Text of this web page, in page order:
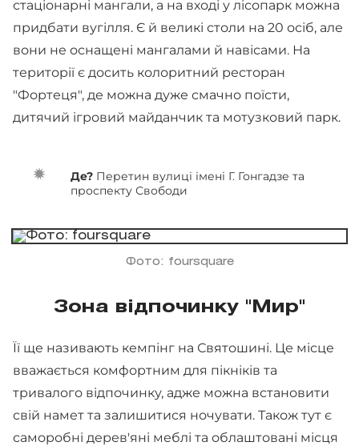
стаціонарні мангали, а на вході у лісопарк можна
придбати вугілля. Є й великі столи на 20 осіб, але
вони не оснащені мангалами й навісами. На
території є досить колоритний ресторан
"Фортеця", де можна дуже смачно поїсти,
дитячий ігровий майданчик та мотузковий парк.
Де? Перетин вулиці імені Г. Гонгадзе та
проспекту Свободи
Фото: foursquare
Зона відпочинку "Мир"
Її ще називають кемпінг на Святошині. Це місце
вважається комфортним для пікніків та
тривалого відпочинку, адже можна встановити
свій намет та залишитися ночувати. Також тут є
саморобні дерев'яні меблі та облаштовані місця